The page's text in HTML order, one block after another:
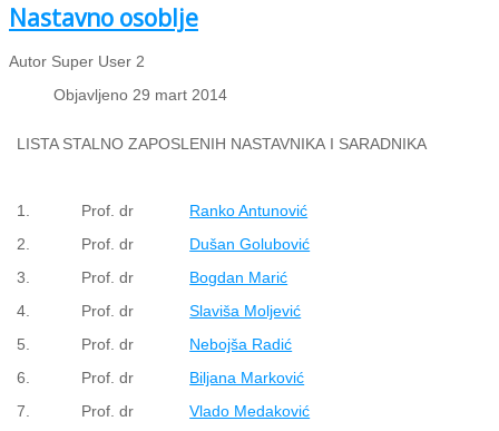
Nastavno osoblje
Autor Super User 2
Objavljeno 29 mart 2014
LISTA STALNO ZAPOSLENIH NASTAVNIKA I SARADNIKA
1. Prof. dr
Ranko Antunović
2.
Prof. dr
Dušan Golubović
3.
Prof. dr
Bogdan Marić
4.
Prof. dr
Slaviša Moljević
5.
Prof. dr
Nebojša Radić
6.
Prof. dr
Biljana Marković
7.
Prof. dr
Vlado Medaković